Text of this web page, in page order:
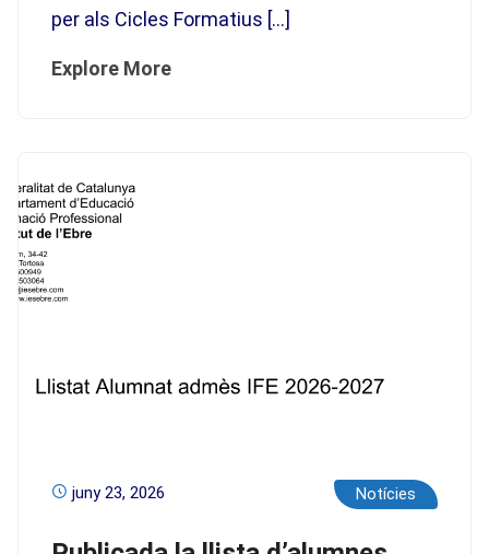
per als Cicles Formatius […]
Explore More
juny 23, 2026 Notícies